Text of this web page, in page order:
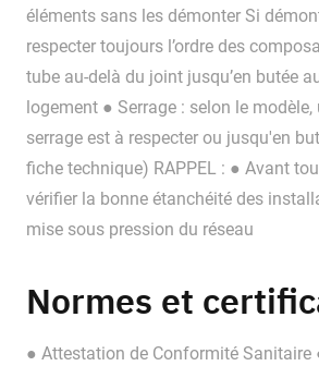
éléments sans les démonter Si
respecter toujours l’ordre des
tube au-delà du joint jusqu’en butée
logement ● Serrage : selon le
serrage est à respecter ou jusqu'en
fiche technique) RAPPEL : ● Avant
vérifier la bonne étanchéité des
mise sous pression du réseau
Normes et
● Attestation de Conformité Sanitaire